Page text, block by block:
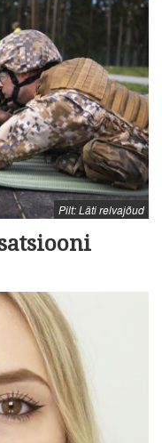
Pilt: Läti relvajõud